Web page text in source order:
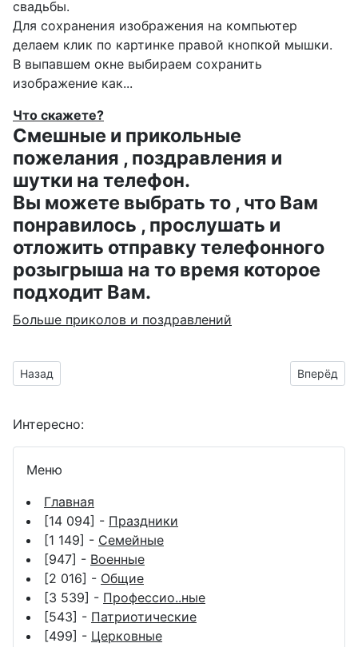
свадьбы.
Для сохранения изображения на компьютер
делаем клик по картинке правой кнопкой мышки.
В выпавшем окне выбираем сохранить
изображение как...
Что скажете?
Смешные и прикольные
пожелания , поздравления и
шутки на телефон.
Вы можете выбрать то , что Вам
понравилось , прослушать и
отложить отправку телефонного
розыгрыша на то время которое
подходит Вам.
Больше приколов и поздравлений
Предыдущий материал: открытка на 14-ю годовщину
Назад Вперёд
Интересно:
Меню
Главная
[14 094] - Праздники
[1 149] - Семейные
[947] - Военные
[2 016] - Общие
[3 539] - Профессио..ные
[543] - Патриотические
[499] - Церковные